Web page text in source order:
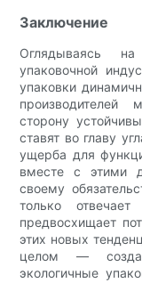
Заключение
Оглядываясь
упаковочной
упаковки
производителей
сторону
ставят во главу
ущерба для
вместе с этими
своему
только
предвосхищает
этих новых
целом —
экологичные